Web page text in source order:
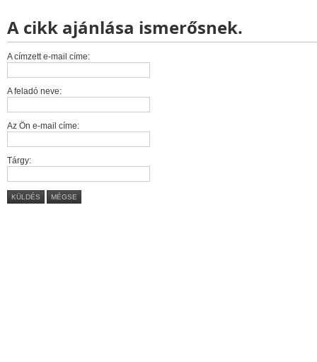
A cikk ajánlása ismerősnek.
A címzett e-mail címe:
A feladó neve:
Az Ön e-mail címe:
Tárgy:
KÜLDÉS MÉGSE